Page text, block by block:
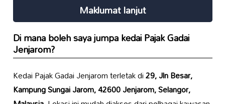
Maklumat lanjut
Di mana boleh saya jumpa kedai Pajak Gadai
Jenjarom?
Kedai Pajak Gadai Jenjarom terletak di29, Jln Besar,
Kampung Sungai Jarom, 42600 Jenjarom, Selangor,